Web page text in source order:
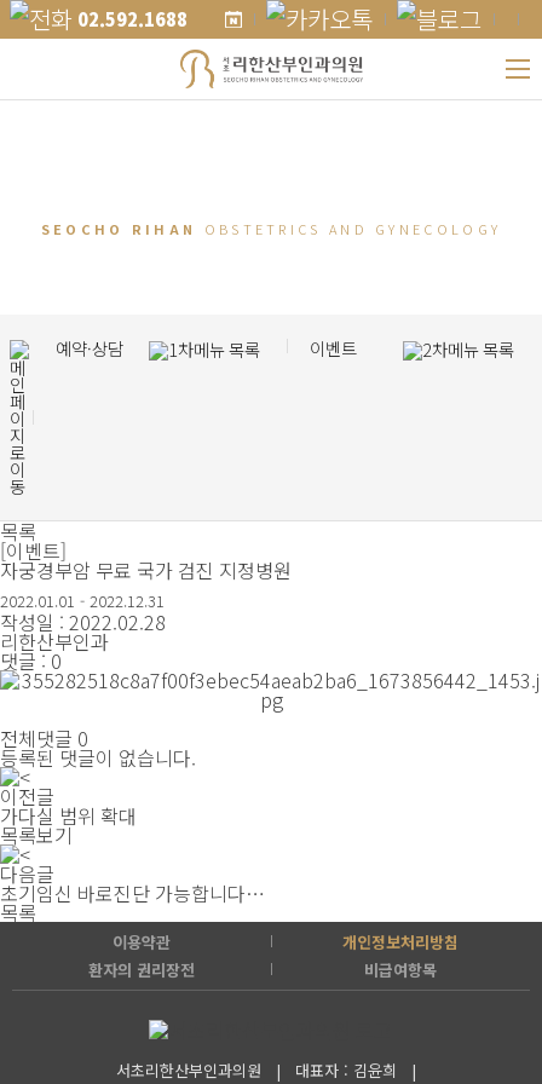
02.592.1688
SEOCHO RIHAN OBSTETRICS AND GYNECOLOGY
예약·상담 이벤트
목록
[이벤트]
자궁경부암 무료 국가 검진 지정병원
2022.01.01 - 2022.12.31
작성일 : 2022.02.28
리한산부인과
댓글 : 0
전체댓글 0
등록된 댓글이 없습니다.
이전글
가다실 범위 확대
목록보기
다음글
초기임신 바로진단 가능합니다…
목록
이용약관
개인정보처리방침
환자의 권리장전
비급여항목
서초리한산부인과의원 | 대표자 : 김윤희 |